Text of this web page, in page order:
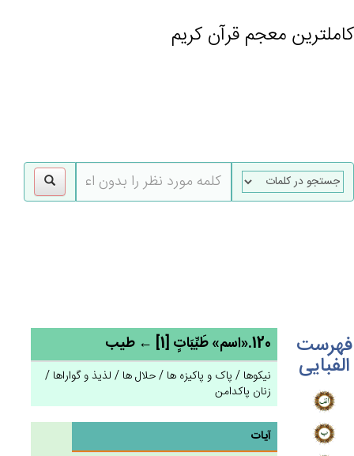
کاملترین معجم قرآن کریم
فهرست
الفبایی
120.«اسم» طَيِّبَات‌ٍ [1] ← طیب
نیکوها / پاک و پاکیزه ها / حلال ها / لذیذ و گواراها /
زنان پاکدامن
آیات